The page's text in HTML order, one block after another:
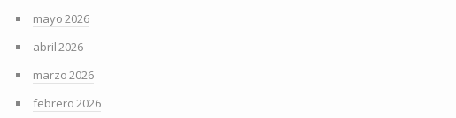
mayo 2026
abril 2026
marzo 2026
febrero 2026